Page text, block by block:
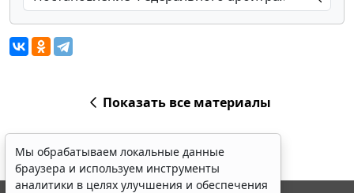
Показать все материалы
Мы обрабатываем локальные данные
браузера и используем инструменты
аналитики в целях улучшения и обеспечения